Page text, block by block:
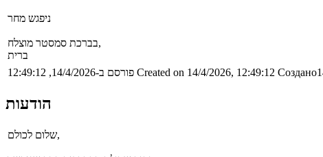
ניפגש מחר
בברכת סמסטר מוצלח,
ברית
פורסם ב-14/4/2026, 12:49:12 Created on 14/4/2026, 12:49:12
הודעות
שלום לכולם,